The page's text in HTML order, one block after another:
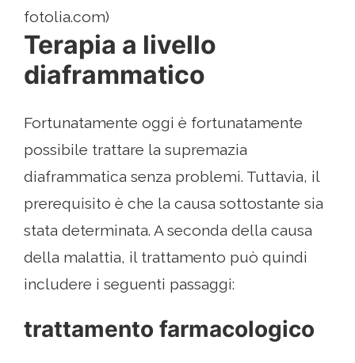
fotolia.com)
Terapia a livello
diaframmatico
Fortunatamente oggi è fortunatamente
possibile trattare la supremazia
diaframmatica senza problemi. Tuttavia, il
prerequisito è che la causa sottostante sia
stata determinata. A seconda della causa
della malattia, il trattamento può quindi
includere i seguenti passaggi:
trattamento farmacologico